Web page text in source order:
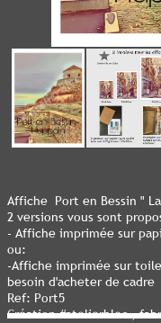
Affiche Port en Bessin "
2 versions vous sont
- Affiche imprimée sur
ou:
-Affiche imprimée sur
besoin d'acheter de cadre
Ref: Port5
Création #atelierblec ,